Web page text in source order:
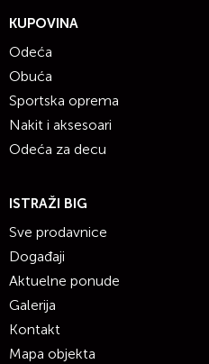
KUPOVINA
Odeća
Obuća
Sportska oprema
Nakit i aksesoari
Odeća za decu
ISTRAŽI BIG
Sve prodavnice
Događaji
Aktuelne ponude
Galerija
Kontakt
Mapa objekta